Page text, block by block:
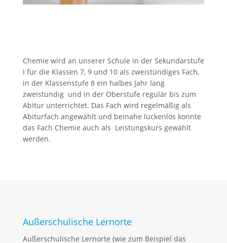
Chemie wird an unserer Schule in der Sekundarstufe
I für die Klassen 7, 9 und 10 als zweistündiges Fach,
in der Klassenstufe 8 ein halbes Jahr lang
zweistündig und in der Oberstufe regulär bis zum
Abitur unterrichtet. Das Fach wird regelmäßig als
Abiturfach angewählt und beinahe lückenlos konnte
das Fach Chemie auch als Leistungskurs gewählt
werden.
Außerschulische Lernorte
Außerschulische Lernorte (wie zum Beispiel das